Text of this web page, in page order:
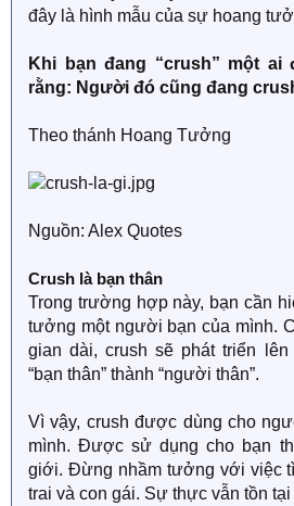
đây là hình mẫu của sự hoang
Khi bạn đang “crush” một ai
rằng: Người đó cũng đang
Theo thánh Hoang Tưởng
Nguồn: Alex Quotes
Crush là bạn thân
Trong trường hợp này, bạn cần
tưởng một người bạn của mình.
gian dài, crush sẽ phát triển
“bạn thân” thành “người thân”.
Vì vậy, crush được dùng cho
mình. Được sử dụng cho bạn
giới. Đừng nhầm tưởng với việc
trai và con gái. Sự thực vẫn tồn